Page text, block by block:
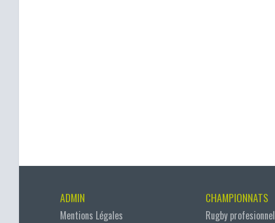
ADMIN
Mentions Légales
CHAMPIONNATS
Rugby profesionnel